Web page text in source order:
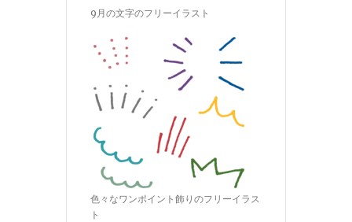
9月の文字のフリーイラスト
色々なワンポイント飾りのフリーイラス
ト